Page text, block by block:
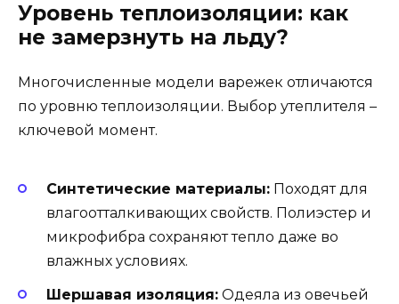
Уровень теплоизоляции: как
не замерзнуть на льду?
Многочисленные модели варежек отличаются
по уровню теплоизоляции. Выбор утеплителя –
ключевой момент.
Синтетические материалы: Походят для
влагоотталкивающих свойств. Полиэстер и
микрофибра сохраняют тепло даже во
влажных условиях.
Шершавая изоляция: Одеяла из овечьей